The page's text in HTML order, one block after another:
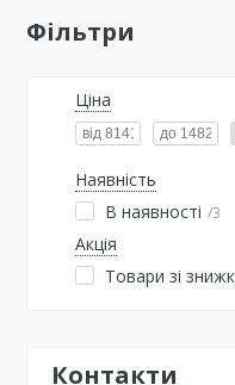
Фільтри
Ціна
Наявність
В наявності 3
Акція
Товари зі
Контакти